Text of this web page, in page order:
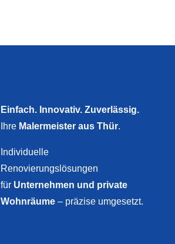
Einfach. Innovativ. Zuverlässig.
Ihre Malermeister aus Thür.
Individuelle
Renovierungslösungen
für Unternehmen und private
Wohnräume – präzise umgesetzt.